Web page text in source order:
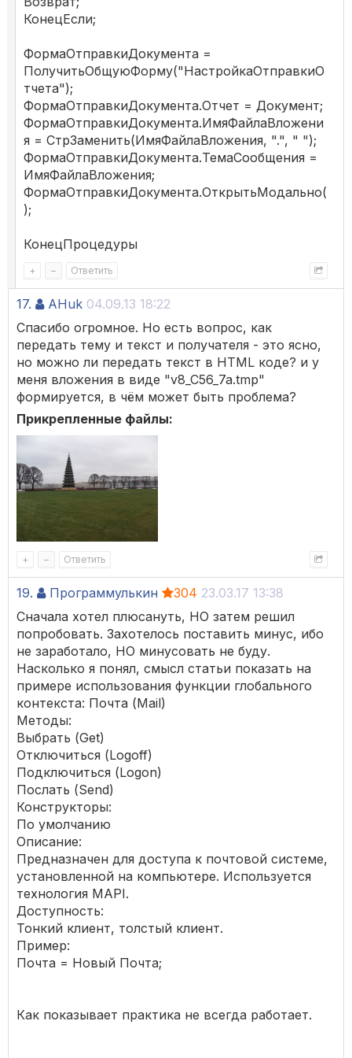
КонецЕсли;
ФормаОтправкиДокумента =
ПолучитьОбщуюФорму("НастройкаОтправкиО
тчета");
ФормаОтправкиДокумента.Отчет = Документ;
ФормаОтправкиДокумента.ИмяФайлаВложени
я = СтрЗаменить(ИмяФайлаВложения, ".", " ");
ФормаОтправкиДокумента.ТемаСообщения =
ИмяФайлаВложения;
ФормаОтправкиДокумента.ОткрытьМодально(
);
КонецПроцедуры
+ – Ответить
17. AHuk 04.09.13 18:22
Спасибо огромное. Но есть вопрос, как
передать тему и текст и получателя - это ясно,
но можно ли передать текст в HTML коде? и у
меня вложения в виде "v8_C56_7a.tmp"
формируется, в чём может быть проблема?
Прикрепленные файлы:
+ – Ответить
19. Программулькин 304 23.03.17 13:38
Сначала хотел плюсануть, НО затем решил
попробовать. Захотелось поставить минус, ибо
не заработало, НО минусовать не буду.
Насколько я понял, смысл статьи показать на
примере использования функции глобального
контекста: Почта (Mail)
Методы:
Выбрать (Get)
Отключиться (Logoff)
Подключиться (Logon)
Послать (Send)
Конструкторы:
По умолчанию
Описание:
Предназначен для доступа к почтовой системе,
установленной на компьютере. Используется
технология MAPI.
Доступность:
Тонкий клиент, толстый клиент.
Пример:
Почта = Новый Почта;
Как показывает практика не всегда работает.